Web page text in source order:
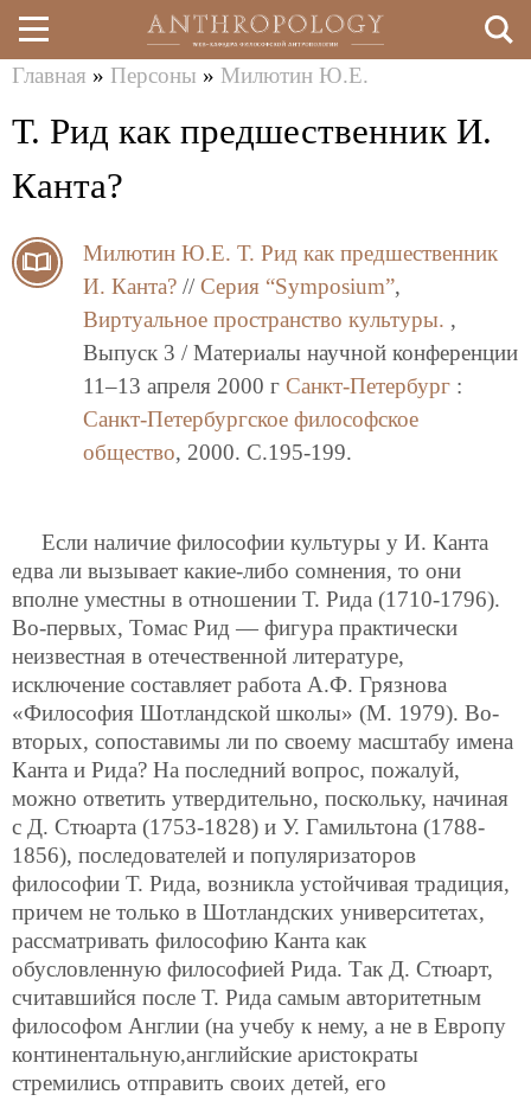
Перейти
к
здесь
Главная » Персоны » Милютин Ю.Е.
Т. Рид как предшественник И.
Канта?
Милютин Ю.Е. Т. Рид как предшественник
И. Канта? // Серия “Symposium”,
Виртуальное пространство культуры. ,
Выпуск 3 / Материалы научной конференции
11–13 апреля 2000 г Санкт-Петербург :
Санкт-Петербургское философское
общество, 2000. C.195-199.
Если наличие философии культуры у И. Канта
едва ли вызывает какие-либо сомнения, то они
вполне уместны в отношении Т. Рида (1710-1796).
Во-первых, Томас Рид — фигура практически
неизвестная в отечественной литературе,
исключение составляет работа А.Ф. Грязнова
«Философия Шотландской школы» (М. 1979). Во-
вторых, сопоставимы ли по своему масштабу имена
Канта и Рида? На последний вопрос, пожалуй,
можно ответить утвердительно, поскольку, начиная
с Д. Стюарта (1753-1828) и У. Гамильтона (1788-
1856), последователей и популяризаторов
философии Т. Рида, возникла устойчивая традиция,
причем не только в Шотландских университетах,
рассматривать философию Канта как
обусловленную философией Рида. Так Д. Стюарт,
считавшийся после Т. Рида самым авторитетным
философом Англии (на учебу к нему, а не в Европу
континентальную,английские аристократы
стремились отправить своих детей, его